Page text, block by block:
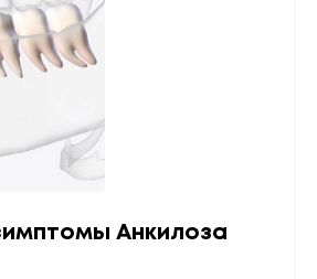
Анкилоза